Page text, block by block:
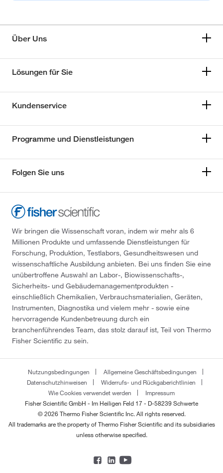
Über Uns
Lösungen für Sie
Kundenservice
Programme und Dienstleistungen
Folgen Sie uns
Wir bringen die Wissenschaft voran, indem wir mehr als 6
Millionen Produkte und umfassende Dienstleistungen für
Forschung, Produktion, Testlabors, Gesundheitswesen und
wissenschaftliche Ausbildung anbieten. Bei uns finden Sie eine
unübertroffene Auswahl an Labor-, Biowissenschafts-,
Sicherheits- und Gebäudemanagementprodukten -
einschließlich Chemikalien, Verbrauchsmaterialien, Geräten,
Instrumenten, Diagnostika und vielem mehr - sowie eine
hervorragende Kundenbetreuung durch ein
branchenführendes Team, das stolz darauf ist, Teil von Thermo
Fisher Scientific zu sein.
Nutzungsbedingungen
Allgemeine Geschäftsbedingungen
Datenschutzhinweisen
Widerrufs- und Rückgaberichtlinien
Wie Cookies verwendet werden
Impressum
Fisher Scientific GmbH - Im Heiligen Feld 17 - D-58239 Schwerte
© 2026 Thermo Fisher Scientific Inc. All rights reserved.
All trademarks are the property of Thermo Fisher Scientific and its subsidiaries
unless otherwise specified.